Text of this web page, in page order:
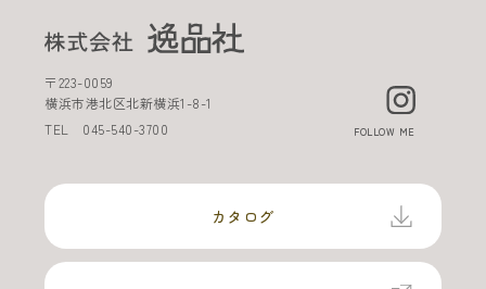
〒223-0059
横浜市港北区北新横浜1-8-1
TEL 045-540-3700 FOLLOW ME
カタログ